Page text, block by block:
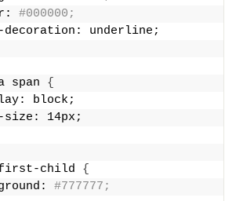
#000000;
decoration: underline;
{
block;
size: 14px;
child {
#777777;